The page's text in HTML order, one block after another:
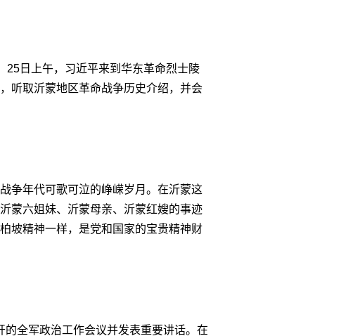
25日上午，习近平来到华东革命烈士陵
听取沂蒙地区革命战争历史介绍，并会
争年代可歌可泣的峥嵘岁月。在沂蒙这
蒙六姐妹、沂蒙母亲、沂蒙红嫂的事迹
坡精神一样，是党和国家的宝贵精神财
全军政治工作会议并发表重要讲话。在